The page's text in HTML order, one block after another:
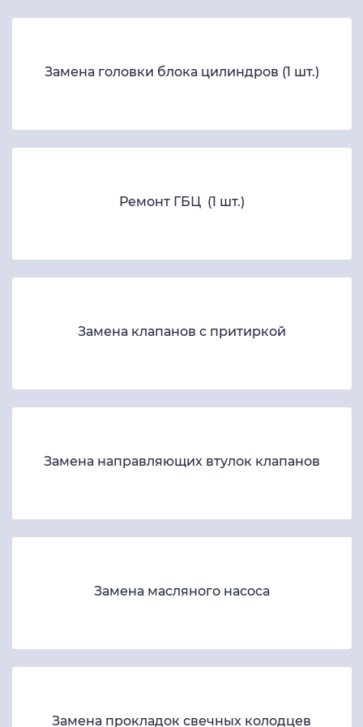
Замена головки блока цилиндров (1 шт.)
Ремонт ГБЦ (1 шт.)
Замена клапанов с притиркой
Замена направляющих втулок клапанов
Замена масляного насоса
Замена прокладок свечных колодцев